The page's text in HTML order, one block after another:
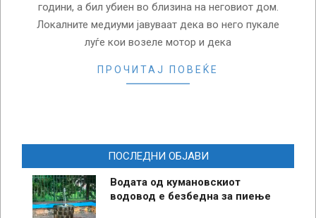
години, а бил убиен во близина на неговиот дом.
Локалните медиуми јавуваат дека во него пукале
луѓе кои возеле мотор и дека
ПРОЧИТАЈ ПОВЕЌЕ
ПОСЛЕДНИ ОБЈАВИ
Водата од кумановскиот
водовод е безбедна за пиење